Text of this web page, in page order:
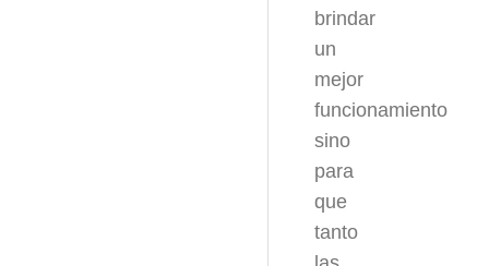
brindar
un
mejor
funcionamiento
sino
para
que
tanto